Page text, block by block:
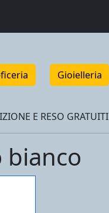
Gioielleria
E RESO GRATUITI
bianco